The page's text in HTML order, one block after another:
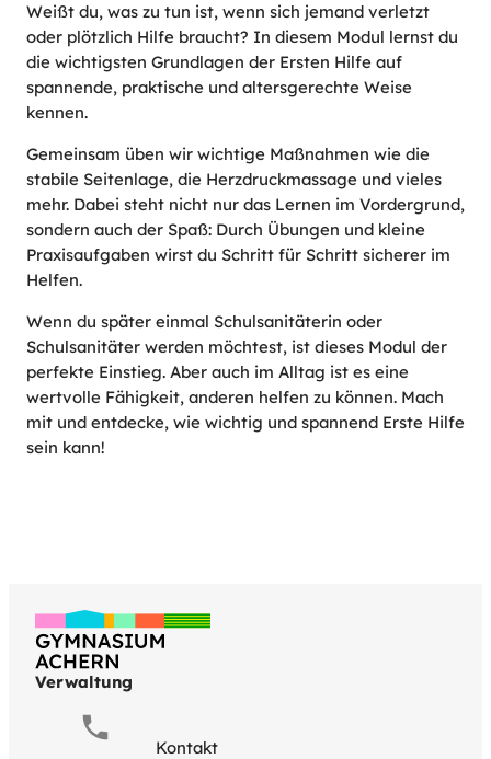
Weißt du, was zu tun ist, wenn sich jemand verletzt
oder plötzlich Hilfe braucht? In diesem Modul lernst du
die wichtigsten Grundlagen der Ersten Hilfe auf
spannende, praktische und altersgerechte Weise
kennen.
Gemeinsam üben wir wichtige Maßnahmen wie die
stabile Seitenlage, die Herzdruckmassage und vieles
mehr. Dabei steht nicht nur das Lernen im Vordergrund,
sondern auch der Spaß: Durch Übungen und kleine
Praxisaufgaben wirst du Schritt für Schritt sicherer im
Helfen.
Wenn du später einmal Schulsanitäterin oder
Schulsanitäter werden möchtest, ist dieses Modul der
perfekte Einstieg. Aber auch im Alltag ist es eine
wertvolle Fähigkeit, anderen helfen zu können. Mach
mit und entdecke, wie wichtig und spannend Erste Hilfe
sein kann!
Verwaltung
Kontakt